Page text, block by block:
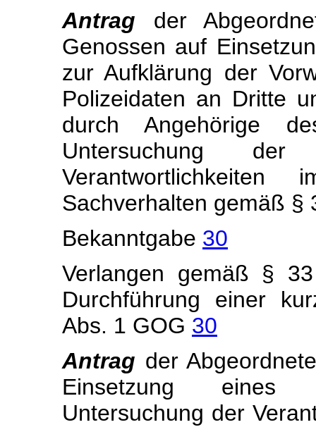
Antrag der
Genossen auf
zur Aufklärung der
Polizeidaten an Dritte
durch Angehörige
Untersuchung
Sachverhalten gemäß
Bekanntgabe 30
Verlangen gemäß §
Durchführung einer
Abs. 1 GOG 30
Antrag der
Einsetzung eines
Untersuchung der